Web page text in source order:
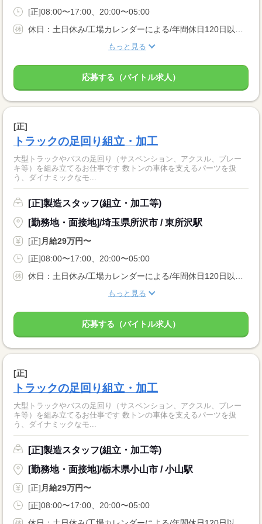
[正]08:00〜17:00、20:00〜05:00
休日：土日休み/工場カレンダーによる/年間休日120日以上 休暇：GW休暇・夏季休暇・年末年始休暇
もっと見る
応募する（バイトル求人）
[正]
トラックの足回り組立・加工
大型トラックやバスの足回り（サスペンション、アクスル、ブレー
キ等）を組み立てるお仕事です 数トンの車体を支えるパーツを扱
う、ダイナミックなモ...
[正]製造スタッフ(組立・加工等)
[勤務地・面接地]/埼玉県所沢市 / 東所沢駅
[正]月給29万円〜
[正]08:00〜17:00、20:00〜05:00
休日：土日休み/工場カレンダーによる/年間休日120日以上 休暇：GW休暇・夏季休暇・年末年始休暇
もっと見る
応募する（バイトル求人）
[正]
トラックの足回り組立・加工
大型トラックやバスの足回り（サスペンション、アクスル、ブレー
キ等）を組み立てるお仕事です 数トンの車体を支えるパーツを扱
う、ダイナミックなモ...
[正]製造スタッフ(組立・加工等)
[勤務地・面接地]/栃木県小山市 / 小山駅
[正]月給29万円〜
[正]08:00〜17:00、20:00〜05:00